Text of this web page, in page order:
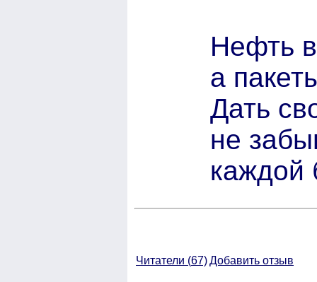
Нефть
а
Дать
не
каждой
Читатели (67)Добавить отзыв